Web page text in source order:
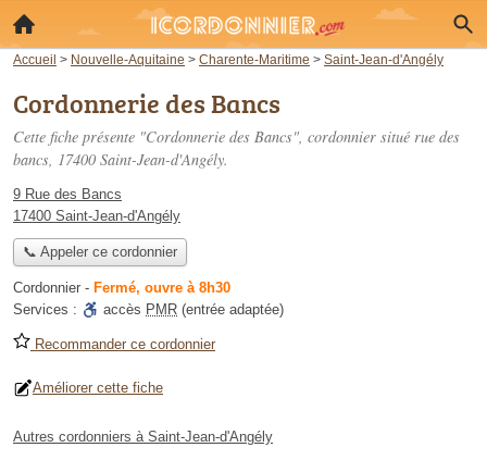
Accueil > Nouvelle-Aquitaine > Charente-Maritime > Saint-Jean-d'Angély
Cordonnerie des Bancs
Cette fiche présente "Cordonnerie des Bancs", cordonnier situé rue des
bancs, 17400 Saint-Jean-d'Angély.
9 Rue des Bancs
17400 Saint-Jean-d'Angély
📞 Appeler ce cordonnier
Cordonnier - Fermé, ouvre à 8h30
Services :
accès PMR (entrée adaptée)
Recommander ce cordonnier
Améliorer cette fiche
Autres cordonniers à Saint-Jean-d'Angély